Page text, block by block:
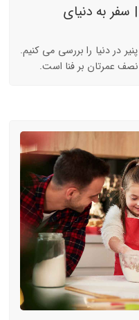
| سفر به دنیای
در دنیا را بررسی می کنیم.
نصف عمرتان بر فنا است.